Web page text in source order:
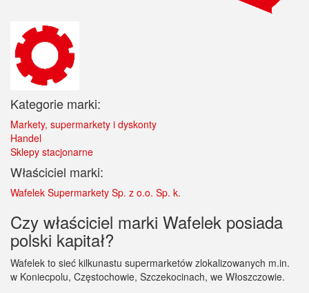
Kategorie marki:
Markety, supermarkety i dyskonty
Handel
Sklepy stacjonarne
Właściciel marki:
Wafelek Supermarkety Sp. z o.o. Sp. k.
Czy właściciel marki Wafelek posiada
polski kapitał?
Wafelek to sieć kilkunastu supermarketów zlokalizowanych m.in.
w Koniecpolu, Częstochowie, Szczekocinach, we Włoszczowie.